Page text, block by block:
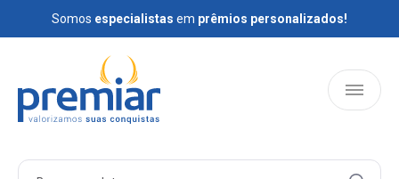
Somos especialistas em prêmios personalizados!
Somosespecialistas emprêmios personalizados!